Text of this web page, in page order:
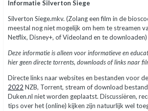
Informatie Silverton Siege
Silverton Siege.mkv. (Zolang een film in de
meestal nog niet mogelijk om hem te streamen
Netflix, Disney+, of Videoland en te downloaden)
Deze informatie is alleen voor informatieve en
hier geen directe torrents, downloads of links naar
Directe links naar websites en bestanden voor
2022 NZB, Torrent, stream of download
Duken.nl niet worden geplaatst. Discussiëren,
tips over het (online) kijken zijn natuurlijk wel